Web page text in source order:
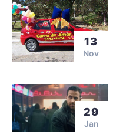
13
Nov
29
Jan